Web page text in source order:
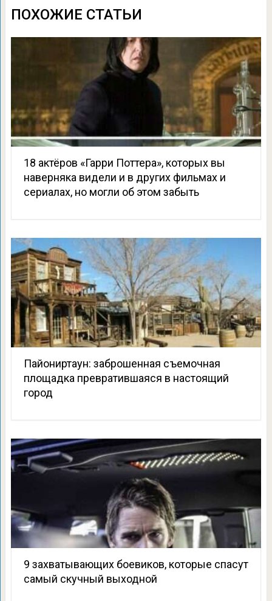
ПОХОЖИЕ СТАТЬИ
18 актёров «Гарри Поттера», которых вы
наверняка видели и в других фильмах и
сериалах, но могли об этом забыть
Пайониртаун: заброшенная съемочная
площадка превратившаяся в настоящий
город
9 захватывающих боевиков, которые спасут
самый скучный выходной